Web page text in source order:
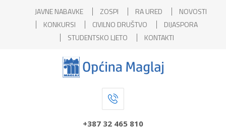
JAVNE NABAVKE ZOSPI RA URED
NOVOSTI
KONKURSI
CIVILNO DRUŠTVO
DIJASPORA
STUDENTSKO LJETO
KONTAKTI
+387 32 465 810